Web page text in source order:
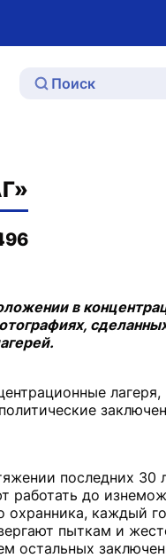
в
последних 30
до
охранника, каждый
пыткам и
остальных